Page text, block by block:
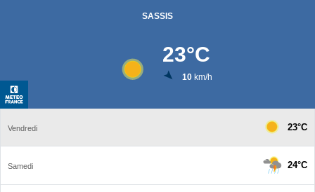
SASSIS
23°C
10km/h
Vendredi 23°C
Samedi 24°C